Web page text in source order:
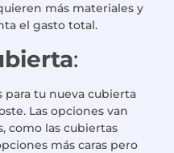
más materiales y
el gasto total.
:
para tu nueva cubierta
Las opciones van
como las cubiertas
más caras pero